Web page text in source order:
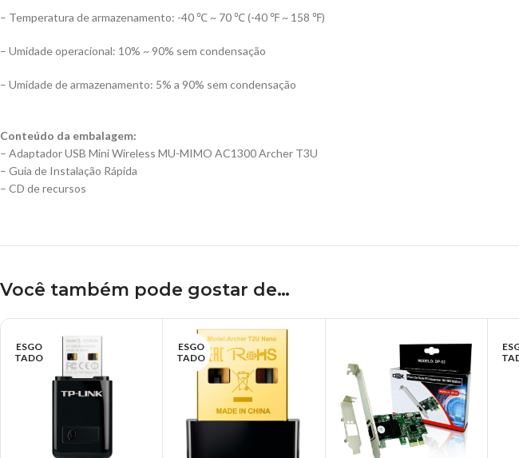
– Temperatura de armazenamento: -40 ℃ ~ 70 ℃ (-40 ℉ ~ 158 ℉)
– Umidade operacional: 10% ~ 90% sem condensação
– Umidade de armazenamento: 5% a 90% sem condensação
Conteúdo da embalagem:
– Adaptador USB Mini Wireless MU-MIMO AC1300 Archer T3U
– Guia de Instalação Rápida
– CD de recursos
Você também pode gostar de…
ESGO
TADO
ESGO
TADO